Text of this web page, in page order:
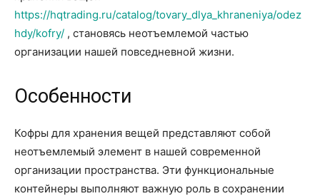
https://hqtrading.ru/catalog/tovary_dlya_khraneniya/odez
hdy/kofry/ , становясь неотъемлемой частью
организации нашей повседневной жизни.
Особенности
Кофры для хранения вещей представляют собой
неотъемлемый элемент в нашей современной
организации пространства. Эти функциональные
контейнеры выполняют важную роль в сохранении